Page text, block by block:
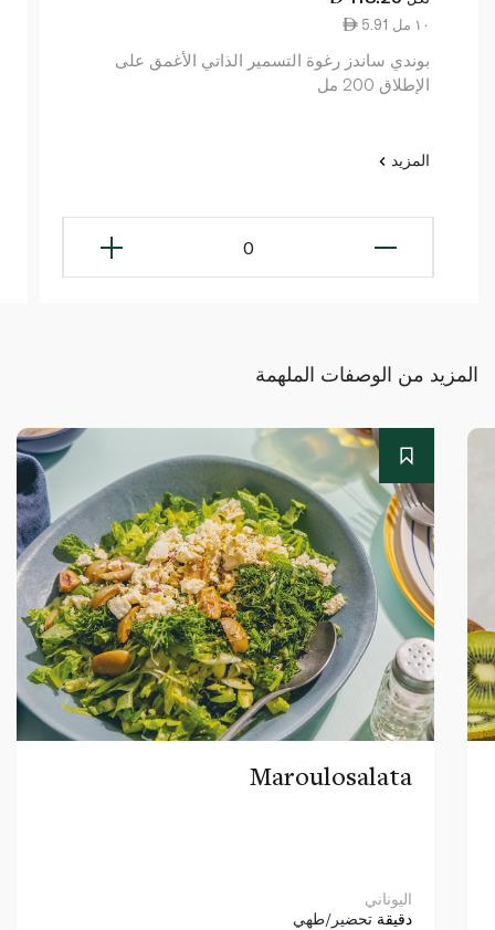
5.91 ١٠ مل
بوندي ساندز رغوة التسمير الذاتي الأغمق على
الإطلاق 200 مل
المزيد
0
المزيد من الوصفات الملهمة
Maroulosalata
اليوناني
دقيقة تحضير/طهي